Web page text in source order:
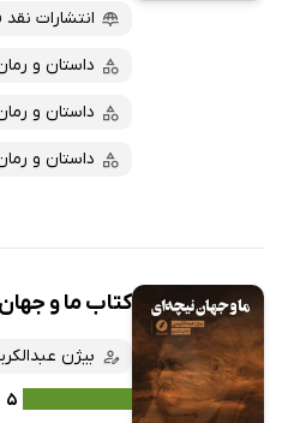
انتشارات
داستان و
داستان و
داستان و
کتاب ما و
بیژن
۵